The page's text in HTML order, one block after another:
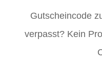
Gutscheincode
verpasst? Kein